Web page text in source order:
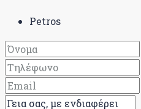
Petros